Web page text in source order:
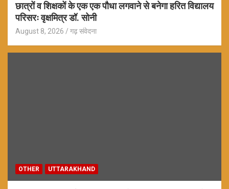
छात्रों व शिक्षकों के एक एक पौधा लगवाने से बनेगा हरित विद्यालय
परिसरः वृक्षमित्र डॉ. सोनी
August 8, 2026 गढ़ संवेदना
OTHER UTTARAKHAND